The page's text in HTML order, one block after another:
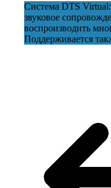
Система DTS
звуковое
воспроизводить
Поддерживается